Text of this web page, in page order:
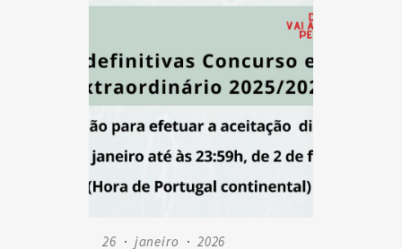
26 janeiro 2026